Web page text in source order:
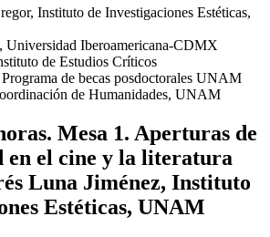
Instituto de Investigaciones Estéticas,
Universidad Iberoamericana-CDMX
de Estudios Críticos
de becas posdoctorales UNAM
de Humanidades, UNAM
Mesa 1. Aperturas de
en el cine y la literatura
Luna Jiménez, Instituto
Estéticas, UNAM